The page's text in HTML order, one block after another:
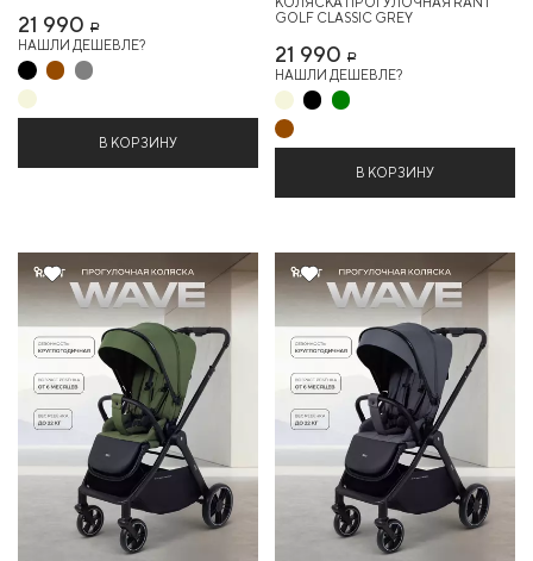
21 990 Р
НАШЛИ ДЕШЕВЛЕ?
В КОРЗИНУ
GOLF CLASSIC GREY
21 990 Р
НАШЛИ ДЕШЕВЛЕ?
В КОРЗИНУ
14% 14%